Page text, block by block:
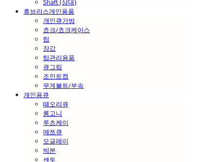
Shaft (상대)
휴브리스개인용품
개인큐가방
쵸크/쵸크케이스
팁
장갑
팁관리용품
큐그립
조인트캡
무게볼트/부속
개인용큐
떼오리큐
롱고니
루츠케이
메쯔큐
모글레이
빅본
센토